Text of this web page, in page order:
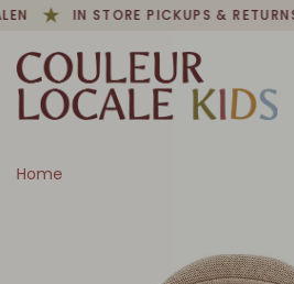
IN STORE PICKUPS & RETURNS
Home